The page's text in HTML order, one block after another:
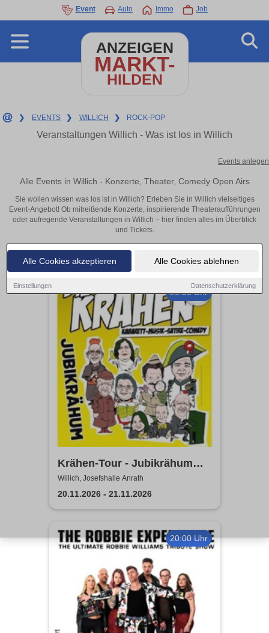
Alle Cookies akzeptieren Alle Cookies ablehnen
Einstellungen Datenschutzerklärung
Event Auto Immo Job
ANZEIGEN
MARKT-
HILDEN
❯ EVENTS ❯ WILLICH ❯ ROCK-POP
Veranstaltungen Willich - Was ist los in Willich
Events anlegen
Alle Events in Willich - Konzerte, Theater, Comedy Open Airs
Sie wollen wissen was los ist in Willich? Erleben Sie in Willich vielseitiges
Event-Angebot! Ob mitreißende Konzerte, inspirierende Theateraufführungen
oder aufregende Veranstaltungen in Willich – hier finden alles im Überblick
und Tickets.
20:00 Uhr
Krähen-Tour - Jubikrähum
2026
Willich, Josefshalle Anrath
20.11.2026 - 21.11.2026
20:00 Uhr